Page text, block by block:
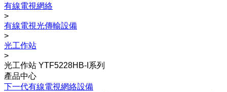
有線電視網絡
>
有線電視光傳輸設備
>
光工作站
>
光工作站 YTF5228HB-I系列
產品中心
下一代有線電視網絡設備